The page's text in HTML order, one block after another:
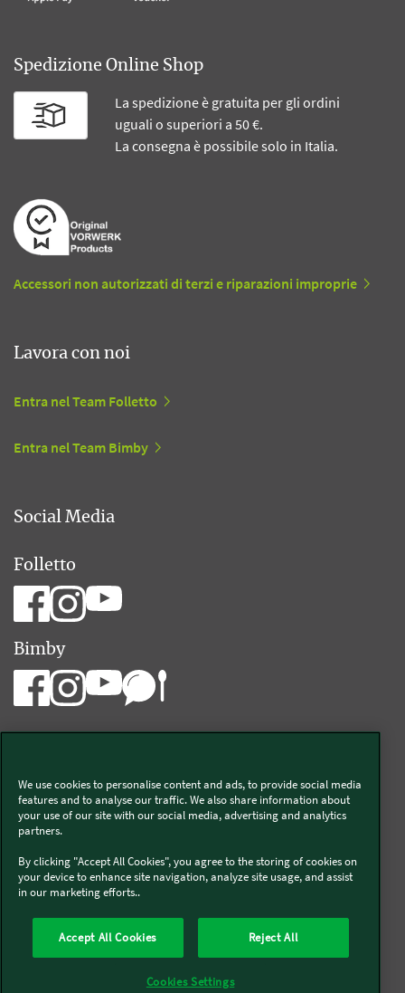
Spedizione Online Shop
La spedizione è gratuita per gli ordini
uguali o superiori a 50 €.
La consegna è possibile solo in Italia.
Accessori non autorizzati di terzi e riparazioni improprie
Lavora con noi
Entra nel Team Folletto
Entra nel Team Bimby
Social Media
Folletto
Bimby
Vorwerk Italia s.a.s. di Vorwerk Management s.r.l.
C.F. e P.Iva 00793630153
Chi siamo
Informativa Privacy & Cookies
Licenza dati ai sensi del Regolamento UE-2023/2854
Condizioni Generali di Vendita
Segnalazioni (whistleblowing)
Dichiarazione di Accessibilità
We use cookies to personalise content and ads, to provide social media
features and to analyse our traffic. We also share information about
your use of our site with our social media, advertising and analytics
partners.
By clicking "Accept All Cookies", you agree to the storing of cookies on
your device to enhance site navigation, analyze site usage, and assist
in our marketing efforts..
Accept All Cookies Reject All
Cookies Settings